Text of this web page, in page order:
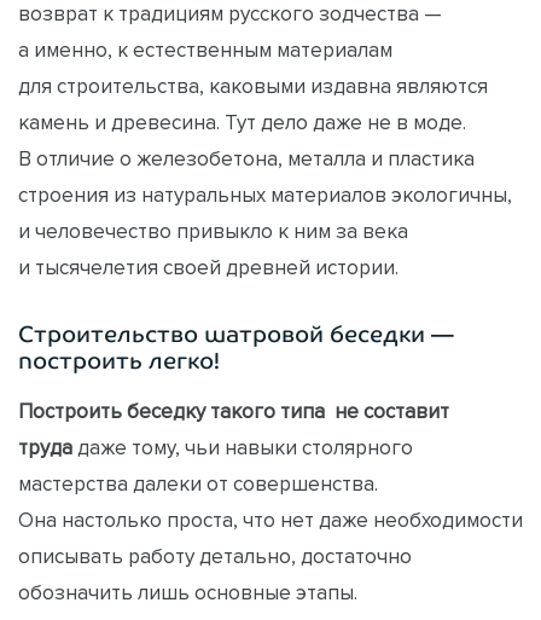
возврат к традициям русского зодчества —
а именно, к естественным материалам
для строительства, каковыми издавна являются
камень и древесина. Тут дело даже не в моде.
В отличие о железобетона, металла и пластика
строения из натуральных материалов экологичны,
и человечество привыкло к ним за века
и тысячелетия своей древней истории.
Cтроительство шатровой беседки —
построить легко!
Построить беседку такого типа не составит
труда даже тому, чьи навыки столярного
мастерства далеки от совершенства.
Она настолько проста, что нет даже необходимости
описывать работу детально, достаточно
обозначить лишь основные этапы.